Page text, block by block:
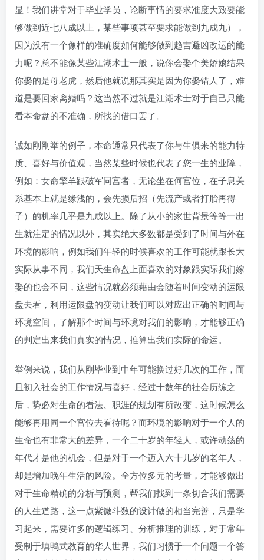
显！我们讲堂对于毕业学员，论断事情的要求准度大致要能
够做到近七八成以上，某些事项甚至要求能做到九成九），
因为没有一个像样的准确度如何能够做到趋吉避凶改运的能
力呢？总不能像某些江湖术士一般，说你会娶个美娇娘结果
你娶的是母老虎，然后他就说那其实是因为你娶错人了，难
道是要回家离婚吗？这当然不过就是江湖术士对于自己只能
看本命盘的不准确，所找的借口罢了。
诚如刚刚举的例子，本命通常只代表了你与生俱来的能力特
质、喜好与价值观，当然某些时候也代表了您一生的业障，
例如：女命擎羊跟破军同宫者，无论坐在何宫位，在子息关
系基本上就是缘浅的，会先损后招（先流产或者打胎再得
子）的机率几乎是九成以上。除了从小的家世背景等等一出
生就注定的情况以外，其实绝大多数都是受到了时间与外在
环境的影响，例如我们年轻的时候喜欢的工作可能就跟长大
实际从事不同，我们天生命盘上面喜欢的对象跟实际我们嫁
娶的也会不同，这些情况就必须藉由会随着时间变动的运限
盘去看，利用运限盘的变动让我们可以对应出正确的时间与
环境空间，了解那个时间与环境对我们的影响，才能够正确
的判定出来我们真实的情况，推算出我们实际的命运。
举例来说，我们从刚毕业到中年可能换过好几次的工作，而
且初入社会的工作情况与喜好，经过十数年的社会历练之
后，势必对生命的看法、职涯的规划有所改变，这时候怎么
能够再用同一个宫位去看待呢？而环境的影响对于一个人的
生命也有非常大的差异，一个二十岁的年轻人，或许动荡的
年代才是他的机会，但是对于一个迈入六十几岁的老年人，
却是增加晚年生活的风险。全方位多元的考量，才能够做出
对于生命精确的分析与预测，帮我们找到一条切合我们需要
的人生道路，这一点紫微斗数的设计做的相当完善，只是学
习起来，需要许多的逻辑练习、分析推理的训练，对于常年
受制于填鸭式教育的华人世界，我们习惯于一个问题一个答